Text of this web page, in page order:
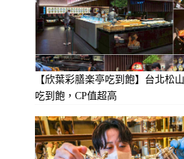
【欣葉彩膳楽亭吃到飽】台北松
吃到飽，CP值超高